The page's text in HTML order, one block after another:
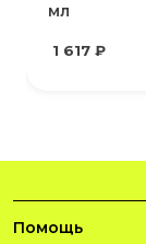
мл
1 617 ₽
Помощь